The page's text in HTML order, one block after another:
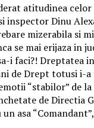
atitudinea
inspector Dinu
mizerabila si
se mai erijaza
i faci?! Dreptatea
de Drept totusi
“stabilor” de
de Directia
un asa